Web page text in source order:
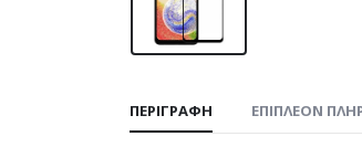
ΠΕΡΙΓΡΑΦΉ ΕΠΙΠΛΈΟΝ